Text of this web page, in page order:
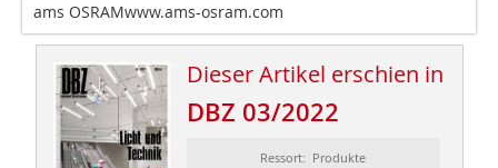
ams OSRAMwww.ams-osram.com
Dieser Artikel erschien in
DBZ 03/2022
Ressort: Produkte